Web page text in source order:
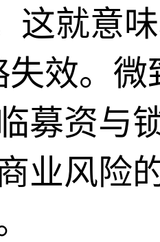
这就意
失效。
募资与
业风险